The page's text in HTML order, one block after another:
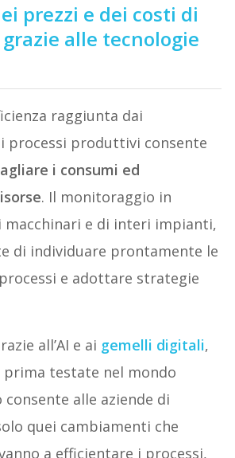
prezzi e dei costi di
alle tecnologie
raggiunta dai
processi produttivi consente
i consumi ed
. Il monitoraggio in
macchinari e di interi impianti,
di individuare prontamente le
e adottare strategie
all’AI e ai gemelli digitali,
prima testate nel mondo
alle aziende di
quei cambiamenti che
a efficientare i processi,